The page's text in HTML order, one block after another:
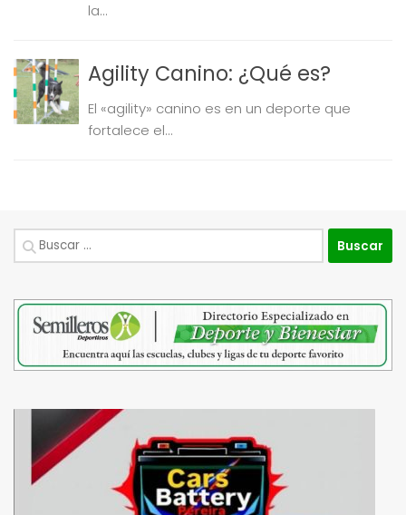
la...
Agility Canino: ¿Qué es?
El «agility» canino es en un deporte que
fortalece el...
Buscar: